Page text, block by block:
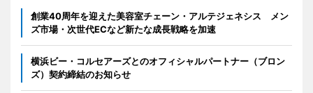
創業40周年を迎えた美容室チェーン・アルテジェネシス メン
ズ市場・次世代ECなど新たな成長戦略を加速
横浜ビー・コルセアーズとのオフィシャルパートナー（ブロン
ズ）契約締結のお知らせ